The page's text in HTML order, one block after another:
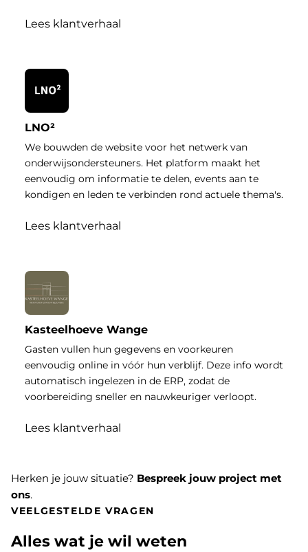
Lees klantverhaal
LNO²
We bouwden de website voor het netwerk van
onderwijsondersteuners. Het platform maakt het
eenvoudig om informatie te delen, events aan te
kondigen en leden te verbinden rond actuele thema's.
Lees klantverhaal
Kasteelhoeve Wange
Gasten vullen hun gegevens en voorkeuren
eenvoudig online in vóór hun verblijf. Deze info wordt
automatisch ingelezen in de ERP, zodat de
voorbereiding sneller en nauwkeuriger verloopt.
Lees klantverhaal
Herken je jouw situatie? Bespreek jouw project met
ons.
VEELGESTELDE VRAGEN
Alles wat je wil weten